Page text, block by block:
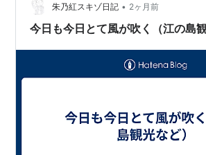
朱乃紅スキゾ日記 • 2ヶ月前
今日も今日とて風が吹く（江の島観